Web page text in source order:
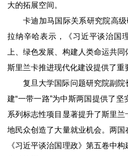
大的拓展空间。
卡迪加马国际关系研究院高级
拉纳辛哈表示，《习近平谈治国
上、绿色发展、构建人类命运共
斯里兰卡推进现代化建设提供了重
复旦大学国际问题研究院副
建“一带一路”为中斯两国提供了
系列标志性项目显著提升了斯里
地民众创造了大量就业机会。两
《习近平谈治国理政》第五卷中